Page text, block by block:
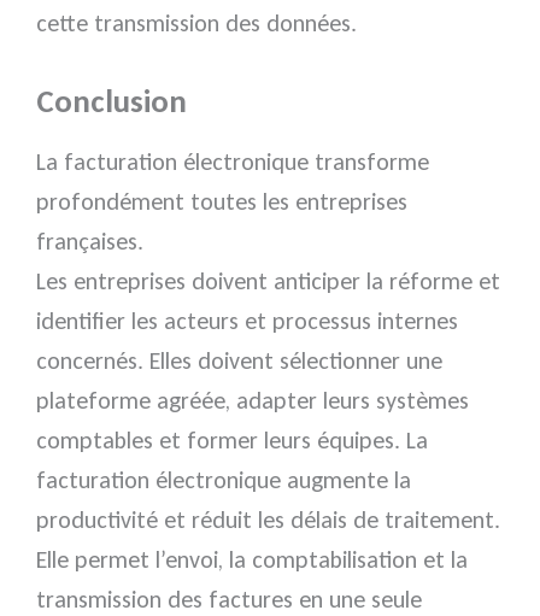
cette transmission des données.
Conclusion
La facturation électronique transforme
profondément toutes les entreprises
françaises.
Les entreprises doivent anticiper la réforme et
identifier les acteurs et processus internes
concernés. Elles doivent sélectionner une
plateforme agréée, adapter leurs systèmes
comptables et former leurs équipes. La
facturation électronique augmente la
productivité et réduit les délais de traitement.
Elle permet l’envoi, la comptabilisation et la
transmission des factures en une seule